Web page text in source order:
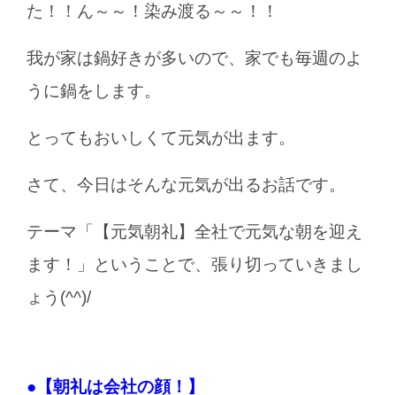
た！！ん～～！染み渡る～～！！
我が家は鍋好きが多いので、家でも毎週のよ
うに鍋をします。
とってもおいしくて元気が出ます。
さて、今日はそんな元気が出るお話です。
テーマ「【元気朝礼】全社で元気な朝を迎え
ます！」ということで、張り切っていきまし
ょう(^^)/
●【朝礼は会社の顔！】